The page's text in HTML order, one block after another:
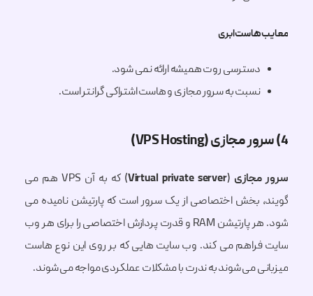
ابری
دسترسی روت همیشه ارائه نمی شود.
نسبت به سرور مجازی و هاست اشتراکی گرانتر است.
(
Virtual private server
) که به آن VPS هم می
بخش اختصاصی از یک سرور است که پارتیشن نامیده می
شود. هر پارتیشن RAM و قدرت پردازش اختصاصی را برای هر وب
می کند. وب سایت هایی که بر روی این نوع هاست
می شوند به ندرت با مشکلات عملکردی مواجه می شوند.